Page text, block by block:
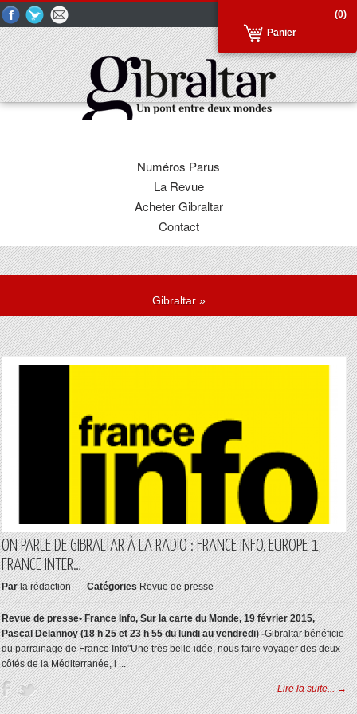
(0)
Panier
Numéros Parus
La Revue
Acheter Gibraltar
Contact
Gibraltar»
ON PARLE DE GIBRALTAR À LA RADIO : FRANCE INFO, EUROPE 1,
FRANCE INTER…
Par la rédaction Catégories Revue de presse
Revue de presse• France Info, Sur la carte du Monde, 19 février 2015,
Pascal Delannoy (18 h 25 et 23 h 55 du lundi au vendredi) -Gibraltar bénéficie
du parrainage de France Info"Une très belle idée, nous faire voyager des deux
côtés de la Méditerranée, l ...
Lire la suite... →